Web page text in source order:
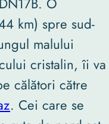
km) spre sud-
malului
cristalin, îi va
călători către
. Cei care se